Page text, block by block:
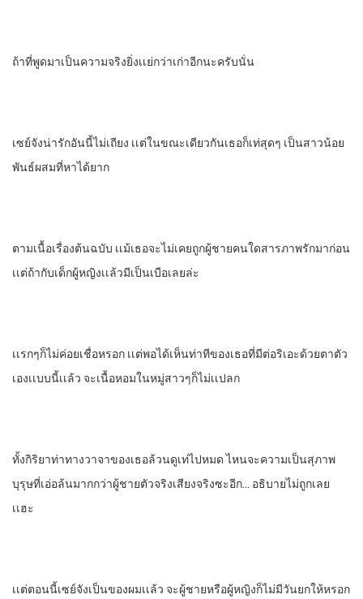
ถ้าที่พูดมาเป็นความจริงยิ่งเเย่กว่าเก่าอีกนะครับนั่น
เซย์จังน่ารักอันนี้ไม่เถียง เเต่ในขณะเดียวกันเธอก็เท่สุดๆ เป็นสาวน้อย
พันธ์ผสมที่หาได้ยาก
ตามเนื้อเรื่องต้นฉบับ เเม้เธอจะไม่เคยถูกผู้ชายคนใดสารภาพรักมาก่อน
เเต่ถ้ากับเด็กผู้หญิงเเล้วมีเป็นเบือเลยล่ะ
เเรกๆก็ไม่ค่อยเชื่อหรอก เเต่พอได้เห็นท่าทีของเธอที่มีต่อริเอะด้วยตาตัว
เองเเบบนี้เเล้ว จะเนื้อหอมในหมู่สาวๆก็ไม่เเปลก
ทั้งกิริยาท่าทางวาจาของเธอล้วนดูเท่ไปหมด ไหนจะความเป็นสุภาพ
บุรุษที่เอ่อล้นมากกว่าผู้ชายตัวจริงเสียงจริงซะอีก… อธิบายไม่ถูกเลย
เเฮะ
เเต่ตอนนี้เซย์จังเป็นของผมเเล้ว จะผู้ชายหรือผู้หญิงก็ไม่มีวันยกให้หรอก